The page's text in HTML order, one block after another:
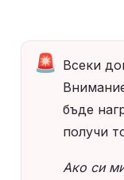
🚨 Всеки
бъде
получи
Ако си